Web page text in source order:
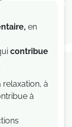
en
contribue
relaxation, à
à